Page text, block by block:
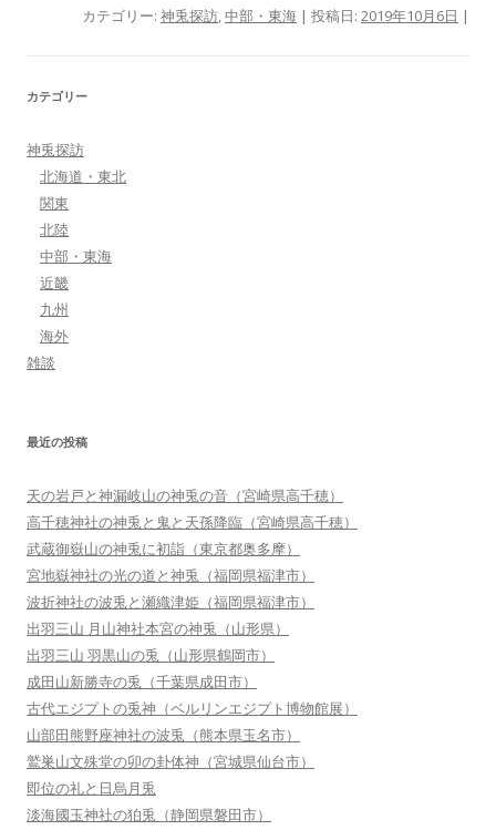
カテゴリー: 神兎探訪,中部・東海 | 投稿日: 2019年10月6日 |
カテゴリー
神兎探訪
北海道・東北
関東
北陸
中部・東海
近畿
九州
海外
雑談
最近の投稿
天の岩戸と神漏岐山の神兎の音（宮崎県高千穂）
高千穂神社の神兎と鬼と天孫降臨（宮崎県高千穂）
武蔵御嶽山の神兎に初詣（東京都奥多摩）
宮地嶽神社の光の道と神兎（福岡県福津市）
波折神社の波兎と瀬織津姫（福岡県福津市）
出羽三山 月山神社本宮の神兎（山形県）
出羽三山 羽黒山の兎（山形県鶴岡市）
成田山新勝寺の兎（千葉県成田市）
古代エジプトの兎神（ベルリンエジプト博物館展）
山部田熊野座神社の波兎（熊本県玉名市）
鷲巣山文殊堂の卯の卦体神（宮城県仙台市）
即位の礼と日烏月兎
淡海國玉神社の狛兎（静岡県磐田市）